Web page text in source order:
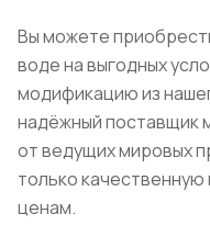
Вы можете
воде на выгодных
модификацию из
надёжный поставщик
от ведущих мировых
только
ценам.